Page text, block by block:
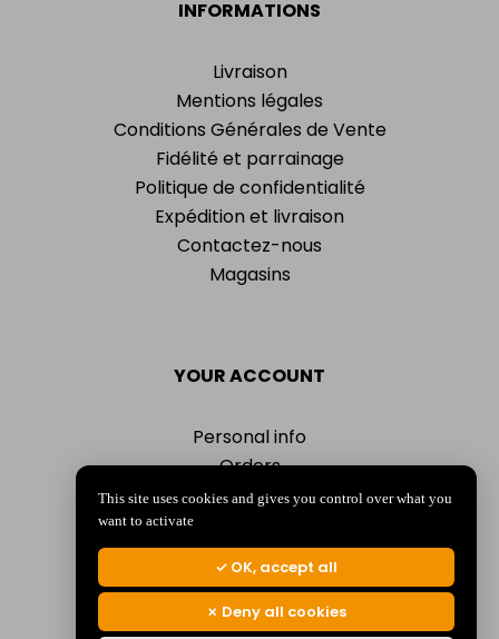
INFORMATIONS
Livraison
Mentions légales
Conditions Générales de Vente
Fidélité et parrainage
Politique de confidentialité
Expédition et livraison
Contactez-nous
Magasins
YOUR ACCOUNT
Personal info
Orders
Addresses
My alerts
This site uses cookies and gives you control over what you
want to activate
OK, accept all
Deny all cookies